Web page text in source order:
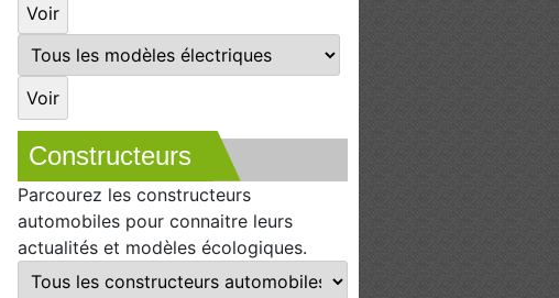
Constructeurs
Parcourez les constructeurs
automobiles pour connaitre leurs
actualités et modèles écologiques.